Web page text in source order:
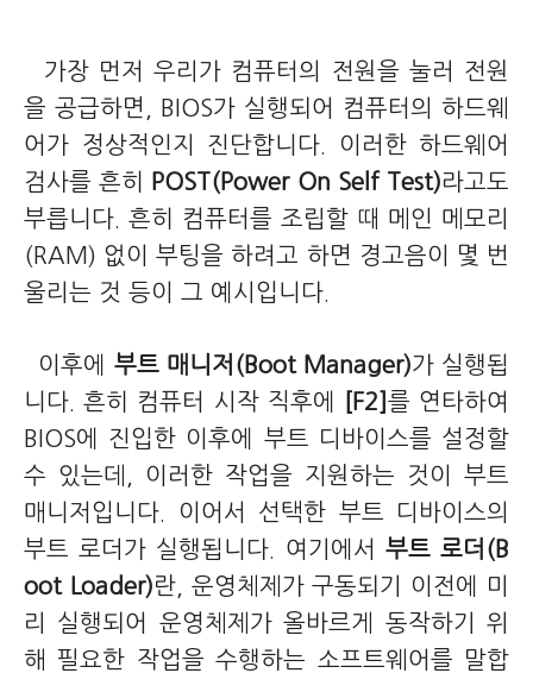
가장 먼저 우리가 컴퓨터의 전원을 눌러 전원
을 공급하면, BIOS가 실행되어 컴퓨터의 하드웨
어가 정상적인지 진단합니다. 이러한 하드웨어
검사를 흔히
POST(Power On Self Test)라고도
부릅니다. 흔히 컴퓨터를 조립할 때 메인 메모리
(RAM) 없이 부팅을 하려고 하면 경고음이 몇 번
울리는 것 등이 그 예시입니다.
이후에 부트 매니저(Boot Manager)가 실행됩
니다. 흔히 컴퓨터 시작 직후에
[F2] 를 연타하여
BIOS에 진입한 이후에 부트 디바이스를 설정할
수 있는데, 이러한 작업을 지원하는 것이 부트
매니저입니다. 이어서 선택한 부트 디바이스의
부트 로더가 실행됩니다. 여기에서 부트 로더(B
oot Loader)란, 운영체제가 구동되기 이전에 미
리 실행되어 운영체제가 올바르게 동작하기 위
해 필요한 작업을 수행하는 소프트웨어를 말합